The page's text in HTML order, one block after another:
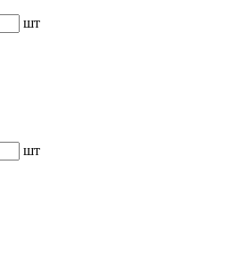
шт
шт